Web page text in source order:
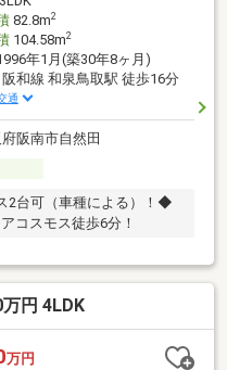
82.8m2
104.58m2
年1月(築30年8ヶ月)
阪和線 和泉鳥取駅 徒歩16分
通
阪南市自然田
台可（車種による）！◆
コスモス徒歩6分！
円 4LDK
万円